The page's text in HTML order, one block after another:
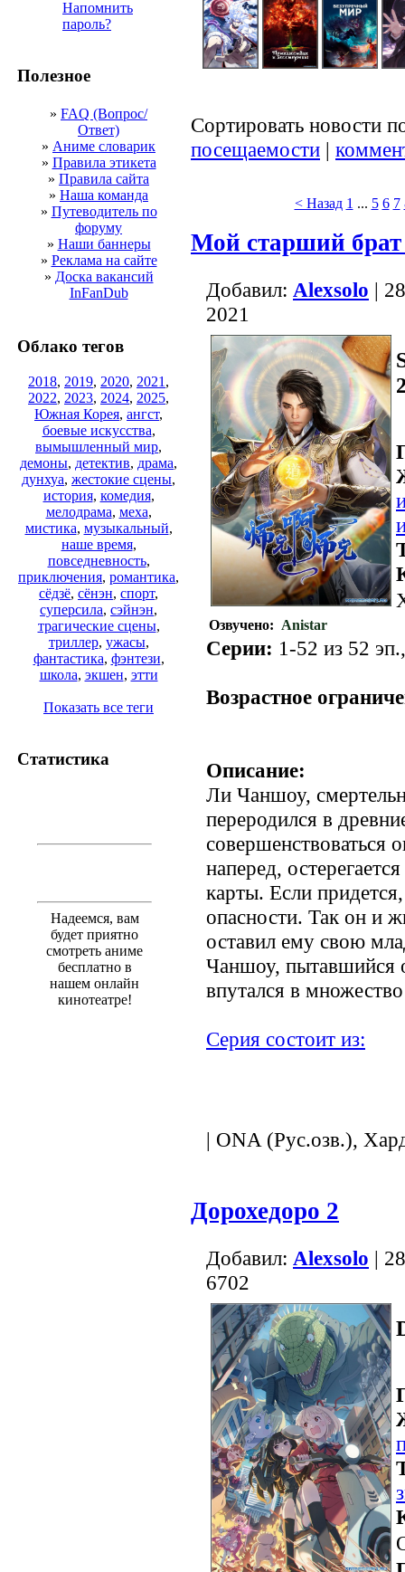
Напомнить
пароль?
Полезное
» FAQ (Вопрос/
Ответ)
» Аниме словарик
» Правила этикета
» Правила сайта
» Наша команда
» Путеводитель по
форуму
» Наши баннеры
» Реклама на сайте
» Доска вакансий
InFanDub
Облако тегов
2018, 2019, 2020, 2021 ,
2022, 2023, 2024, 2025,
Южная Корея, ангст,
боевые искусства,
вымышленный мир,
демоны, детектив, драма,
дунхуа, жестокие сцены,
история, комедия,
мелодрама, меха,
мистика, музыкальный,
наше время,
повседневность,
приключения, романтика,
сёдзё, сёнэн, спорт,
суперсила, сэйнэн,
трагические сцены,
триллер, ужасы,
фантастика, фэнтези,
школа, экшен, этти
Показать все теги
Статистика
Надеемся, вам
будет приятно
смотреть аниме
бесплатно в
нашем онлайн
кинотеатре!
Сортировать новости
посещаемости |
< Назад 1 ... 5 6 7
Мой старший брат
Добавил: Alexsolo |
2021
Озвучено: Anistar
Серии: 1-52 из 52
Возрастное
Описание:
Ли Чаншоу,
переродился в
совершенствоваться
наперед,
карты. Если
опасности. Так он и
оставил ему свою
Чаншоу, пытавшийся
впутался в
Серия состоит из:
| ONA (Рус.озв.),
Дорохедоро 2
Добавил: Alexsolo |
6702